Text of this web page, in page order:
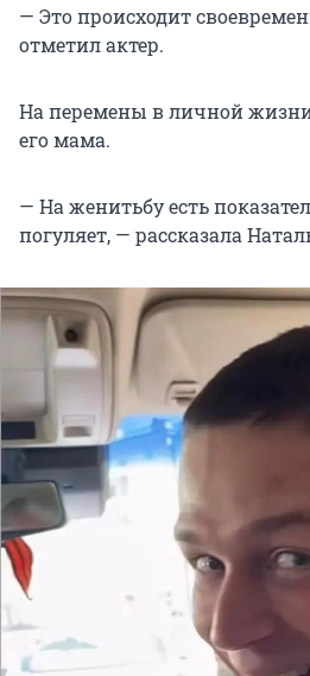
— Это происходит
отметил актер.
На перемены в личной
его мама.
— На женитьбу есть
погуляет, — рассказала